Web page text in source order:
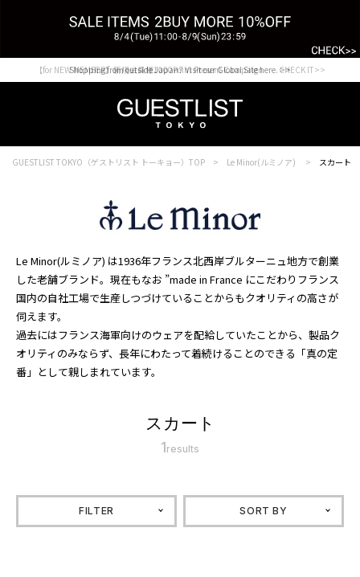
Shopping from outside Japan? Visit our Global Site here. >>
【for NEW MEMBER】新規会員様1000Point Present Campaign CHECK IT>>
GUESTLIST TOKYO（ゲストリスト トーキョー）TOP Le Minor(ルミノア) スカート
Le Minor(ルミノア) は1936年フランス北西岸ブルターニュ地方で創業
した老舗ブランド。現在もなお ”made in France にこだわりフランス
国内の自社工場で生産しつづけていることからもクオリティの高さが
伺えます。
過去にはフランス海軍向けのウェアを配給していたことから、製品ク
オリティのみならず、長年にわたって着続けることのできる「真の定
番」として親しまれています。
スカート
1results
FILTER SORT BY